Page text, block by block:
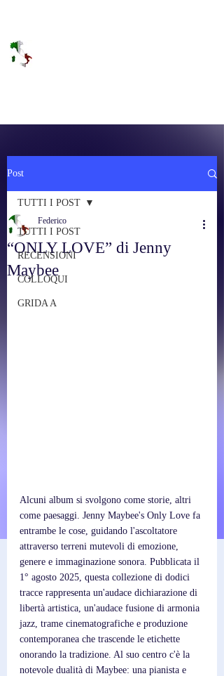
Post
TUTTI I POST
RECENSIONI
COLLOQUI
GRIDA A
TUTTI I POST
“ONLY LOVE” di Jenny
Maybee
Federico
Alcuni album si svolgono come storie, altri
come paesaggi. Jenny Maybee's Only Love fa
entrambe le cose, guidando l'ascoltatore
attraverso terreni mutevoli di emozione,
genere e immaginazione sonora. Pubblicata il
1° agosto 2025, questa collezione di dodici
tracce rappresenta un'audace dichiarazione di
libertà artistica, un'audace fusione di armonia
jazz, trame cinematografiche e produzione
contemporanea che trascende le etichette
onorando la tradizione. Al suo centro c'è la
notevole dualità di Maybee: una pianista e